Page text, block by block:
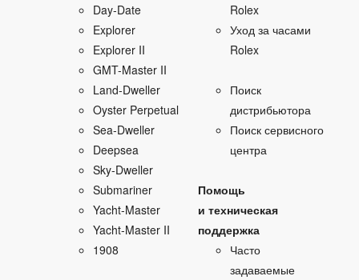
Day‑Date
Explorer
Explorer II
GMT-Master II
Land‑Dweller
Oyster Perpetual
Sea‑Dweller
Deepsea
Sky‑Dweller
Submariner
Yacht‑Master
Yacht‑Master II
1908
Rolex
Уход за часами
Rolex
Поиск
дистрибьютора
Поиск сервисного
центра
Помощь
и техническая
поддержка
Часто
задаваемые